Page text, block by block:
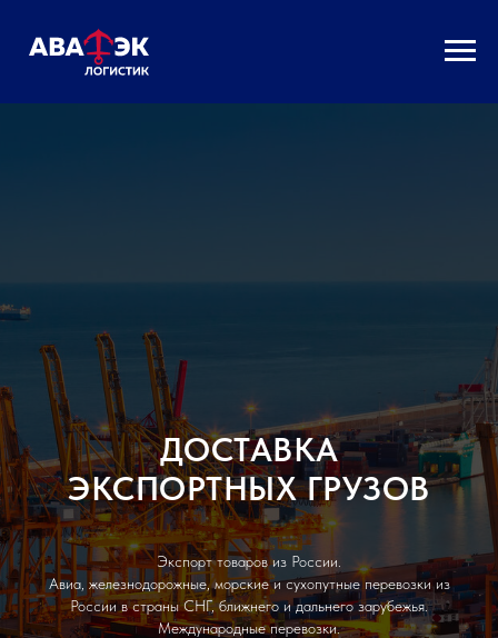
ДОСТАВКА
ЭКСПОРТНЫХ ГРУЗОВ
Экспорт товаров из России.
Авиа, железнодорожные, морские и сухопутные перевозки из
России в страны СНГ, ближнего и дальнего зарубежья.
Международные перевозки.